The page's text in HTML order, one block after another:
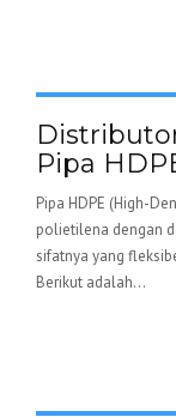
Pipa
Pipa HDPE (High-
polietilena dengan
sifatnya yang
Berikut adalah...